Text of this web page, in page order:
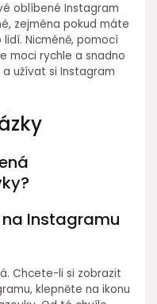
oblíbené Instagram
zejména pokud máte
Nicméně, pomocí
moci rychle a snadno
užívat si Instagram
Instagramu
Chcete-li si zobrazit
klepněte na ikonu